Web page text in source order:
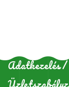
Adatkezelés/